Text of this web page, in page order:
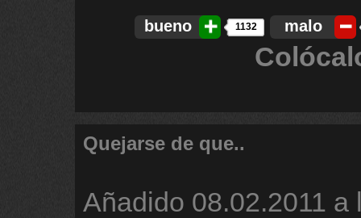
bueno 1132 malo
Quejarse de que..
Añadido 08.02.2011 a